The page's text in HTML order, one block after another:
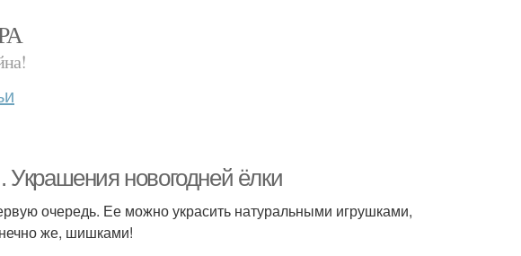
новогодней ёлки
очередь. Ее можно украсить натуральными игрушками,
же, шишками!